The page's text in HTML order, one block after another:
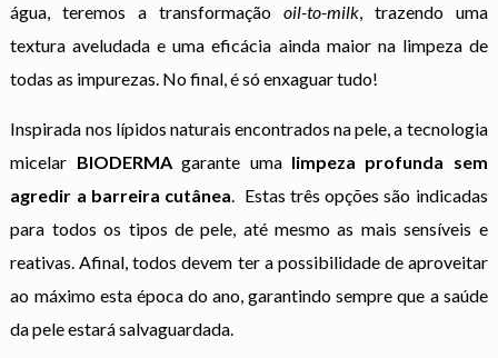
água, teremos a transformação oil-to-milk, trazendo uma
textura aveludada e uma eficácia ainda maior na limpeza de
todas as impurezas. No final, é só enxaguar tudo!
Inspirada nos lípidos naturais encontrados na pele, a tecnologia
micelar BIODERMAgarante uma limpeza profunda sem
agredir a barreira cutânea. Estas três opções são indicadas
para todos os tipos de pele, até mesmo as mais sensíveis e
reativas. Afinal, todos devem ter a possibilidade de aproveitar
ao máximo esta época do ano, garantindo sempre que a saúde
da pele estará salvaguardada.